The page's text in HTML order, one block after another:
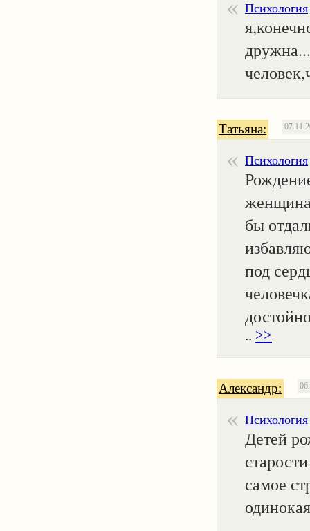
Психология
Татьяна:
Психология
бы
под
.. >>
Александр:
Психология
Детей
самое